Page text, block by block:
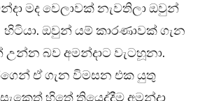
මද වෙලාවක් නැවතිලා ඔවුන්
හිටියා. ඔවුන් යම් කාරණාවක් ගැන
බව අමන්දාට වැටහූනා.
ඒ ගැන විමසන එක යුතු
හිතේ තියෙද්දීම අමන්දා